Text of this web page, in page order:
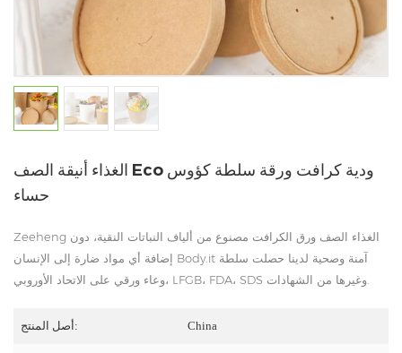
الغذاء أنيقة الصف Eco ودية كرافت ورقة سلطة كؤوس
حساء
Zeeheng الغذاء الصف ورق الكرافت مصنوع من ألياف النباتات النقية، دون
إضافة أي مواد ضارة إلى الإنسان Body.it آمنة وصحية لدينا حصلت سلطة
أصل المنتج: China